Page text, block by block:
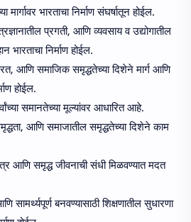
मार्गावर भारताचा निर्माण संघर्षातून होईल.
प्रगती, आणि व्यवसाय व उद्योगातील
भारताचा निर्माण होईल.
आणि समाजिक समृद्धतेच्या दिशेने मार्ग आणि
होईल.
समानतेच्या मूल्यांवर आधारित आहे.
आणि समाजातील समृद्धतेच्या दिशेने काम
आणि समृद्ध जीवनाची संधी मिळवण्यात मदत
सामर्थ्यपूर्ण बनवण्यासाठी शिक्षणातील सुधारणा